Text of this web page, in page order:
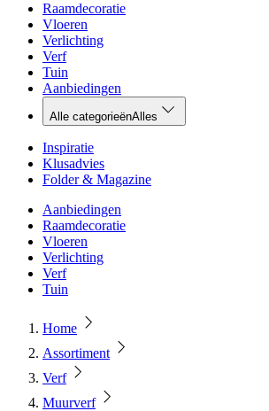
Raamdecoratie
Vloeren
Verlichting
Verf
Tuin
Aanbiedingen
Alle categorieënAlles
Inspiratie
Klusadvies
Folder & Magazine
Aanbiedingen
Raamdecoratie
Vloeren
Verlichting
Verf
Tuin
Home
Assortiment
Verf
Muurverf